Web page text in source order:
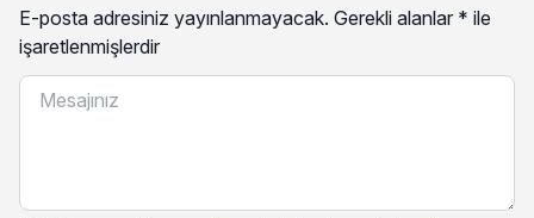
E-posta adresiniz yayınlanmayacak. Gerekli alanlar * ile
işaretlenmişlerdir